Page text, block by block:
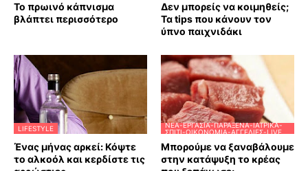
Το πρωινό κάπνισμα
βλάπτει περισσότερο
Δεν μπορείς να κοιμηθείς;
Τα tips που κάνουν τον
ύπνο παιχνιδάκι
LIFESTYLE
Ένας μήνας αρκεί: Κόψτε
το αλκοόλ και κερδίστε τις
ΝΈΑ-ΕΡΓΑΣΊΑ-ΠΑΡΆΞΕΝΑ-ΙΑΤΡΙΚΆ-
ΣΠΊΤΙ-ΟΙΚΟΝΟΜΊΑ-ΑΓΓΕΛΊΕΣ-LIVE
Μπορούμε να ξαναβάλουμε
στην κατάψυξη το κρέας